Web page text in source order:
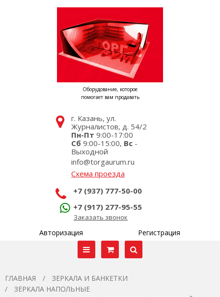
Оборудование, которое
помогает вам продавать
г. Казань, ул.
Журналистов, д. 54/2
Пн-Пт 9:00-17:00
Сб 9:00-15:00, Вс -
Выходной
info@torgaurum.ru
Схема проезда
+7 (937) 777-50-00
+7 (917) 277-95-55
Заказать звонок
Авторизация Регистрация
ГЛАВНАЯ
ЗЕРКАЛА И БАНКЕТКИ
ЗЕРКАЛА НАПОЛЬНЫЕ